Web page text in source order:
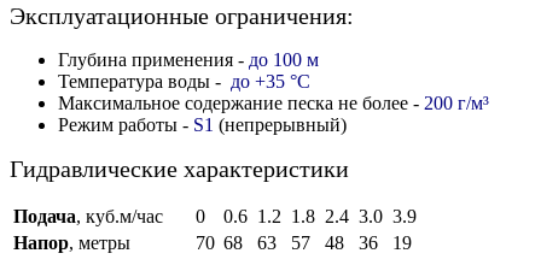
Эксплуатационные ограничения:
Глубина применения - до 100 м
Температура воды - до +35 °C
Максимальное содержание песка не более - 200 г/м³
Режим работы - S1 (непрерывный)
Гидравлические характеристики
Подача, куб.м/час 0 0.6 1.2 1.8 2.4 3.0 3.9
Напор, метры 70 68 63 57 48 36 19